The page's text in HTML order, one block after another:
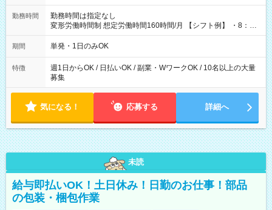
勤務時間
勤務時間は指定なし
変形労働時間制 想定労働時間160時間/月 【シフト例】 ・8：00
～21：00
期間 単発・1日のみOK
特徴
週1日からOK / 日払いOK / 副業・WワークOK / 10名以上の大量
募集
気になる！ 応募する 詳細へ
未読
給与即払いOK！土日休み！日勤のお仕事！部品
の包装・梱包作業